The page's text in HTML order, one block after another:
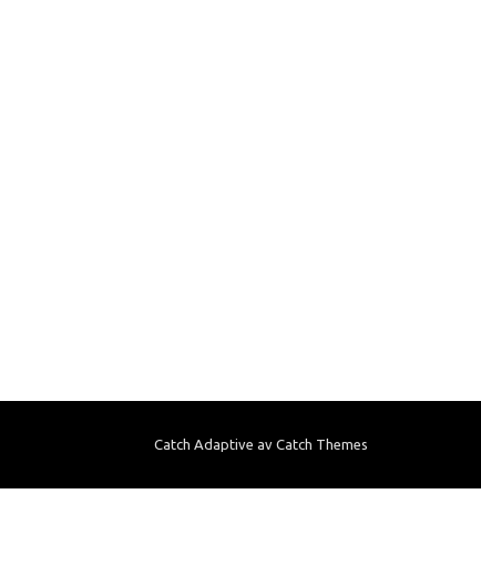
Catch Adaptive av Catch Themes